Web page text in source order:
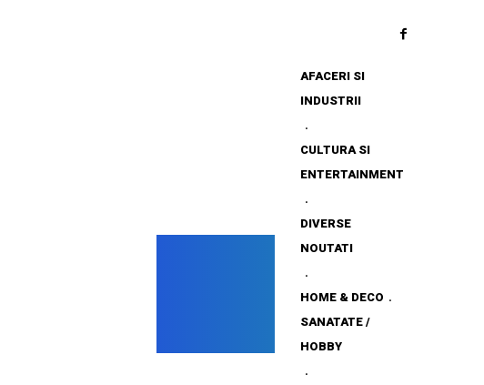
AFACERI SI
INDUSTRII
CULTURA SI
ENTERTAINMENT
DIVERSE
NOUTATI
HOME & DECO
SANATATE /
HOBBY